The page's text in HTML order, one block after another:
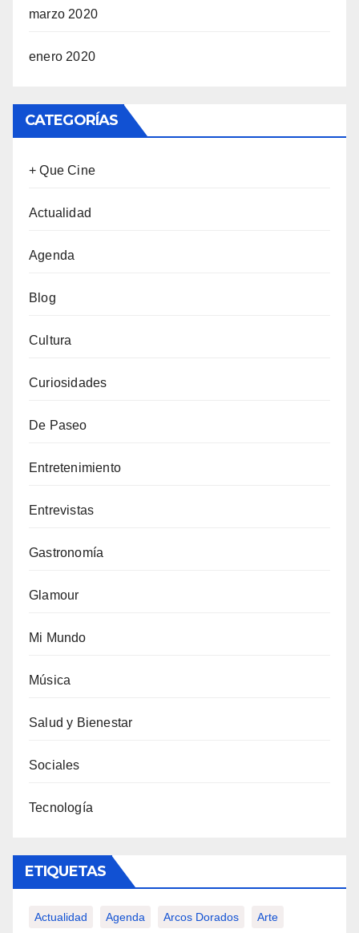
marzo 2020
enero 2020
CATEGORÍAS
+ Que Cine
Actualidad
Agenda
Blog
Cultura
Curiosidades
De Paseo
Entretenimiento
Entrevistas
Gastronomía
Glamour
Mi Mundo
Música
Salud y Bienestar
Sociales
Tecnología
ETIQUETAS
Actualidad Agenda Arcos Dorados Arte